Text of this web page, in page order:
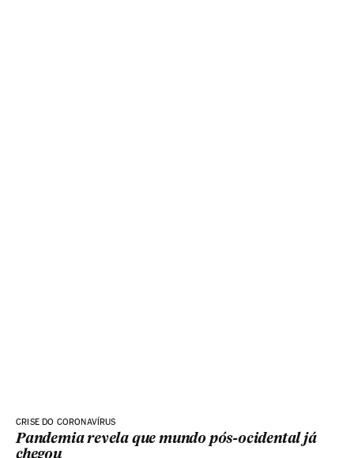
CRISE DO CORONAVÍRUS
Pandemia revela que mundo pós-ocidental já
chegou